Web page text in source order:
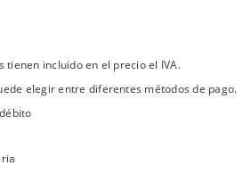
tienen incluido en el precio el IVA.
elegir entre diferentes métodos de pago.